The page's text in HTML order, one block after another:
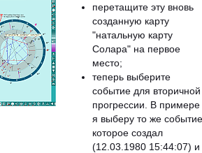
перетащите эту вновь
созданную карту
"натальную карту
Солара" на первое
место;
теперь выберите
событие для вторичной
прогрессии. В примере
я выберу то же
которое создал
(12.03.1980 15:44:07) и